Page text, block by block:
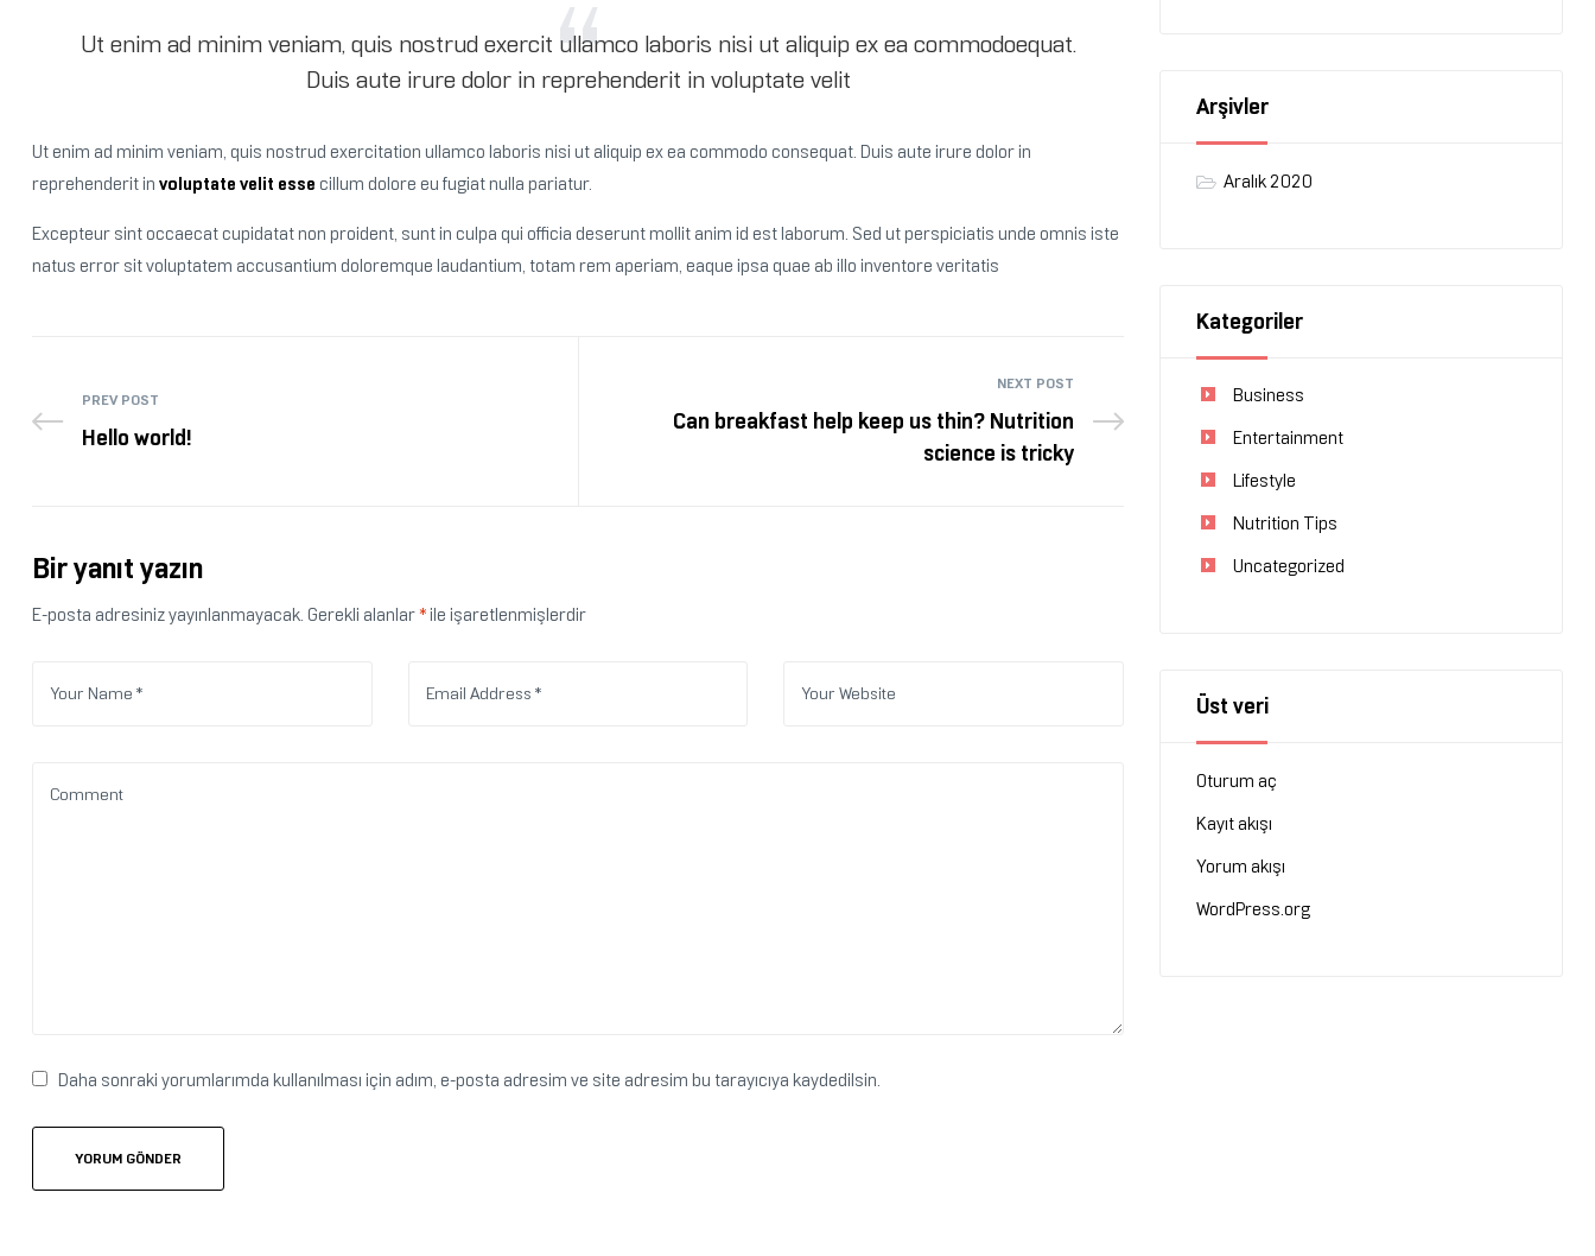
Ut enim ad minim veniam, quis nostrud exercit ullamco laboris nisi ut aliquip ex ea commodoequat.
Duis aute irure dolor in reprehenderit in voluptate velit
Ut enim ad minim veniam, quis nostrud exercitation ullamco laboris nisi ut aliquip ex ea commodo consequat. Duis aute irure dolor in
reprehenderit in voluptate velit esse cillum dolore eu fugiat nulla pariatur.
Excepteur sint occaecat cupidatat non proident, sunt in culpa qui officia deserunt mollit anim id est laborum. Sed ut perspiciatis unde omnis iste
natus error sit voluptatem accusantium doloremque laudantium, totam rem aperiam, eaque ipsa quae ab illo inventore veritatis
PREV POST
Hello world!
NEXT POST
Can breakfast help keep us thin? Nutrition
science is tricky
Bir yanıt yazın
E-posta adresiniz yayınlanmayacak. Gerekli alanlar* ile işaretlenmişlerdir
Daha sonraki yorumlarımda kullanılması için adım, e-posta adresim ve site adresim bu tarayıcıya kaydedilsin.
Arşivler
Aralık 2020
Kategoriler
Business
Entertainment
Lifestyle
Nutrition Tips
Uncategorized
Üst veri
Oturum aç
Kayıt akışı
Yorum akışı
WordPress.org